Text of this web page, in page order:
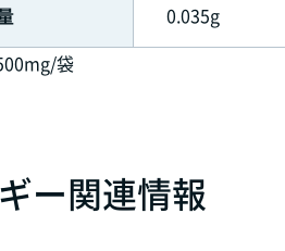
0.035g
袋
ー関連情報